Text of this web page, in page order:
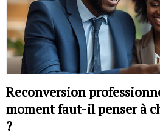
Reconversion
moment faut-il penser à
?